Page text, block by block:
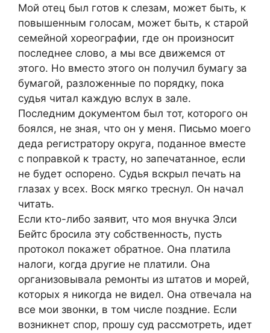
Мой отец был готов к слезам, может быть, к
повышенным голосам, может быть, к старой
семейной хореографии, где он произносит
последнее слово, а мы все движемся от
этого. Но вместо этого он получил бумагу за
бумагой, разложенные по порядку, пока
судья читал каждую вслух в зале.
Последним документом был тот, которого он
боялся, не зная, что он у меня. Письмо моего
деда регистратору округа, поданное вместе
с поправкой к трасту, но запечатанное, если
не будет оспорено. Судья вскрыл печать на
глазах у всех. Воск мягко треснул. Он начал
читать.
Если кто-либо заявит, что моя внучка Элси
Бейтс бросила эту собственность, пусть
протокол покажет обратное. Она платила
налоги, когда другие не платили. Она
организовывала ремонты из штатов и морей,
которых я никогда не видел. Она отвечала на
все мои звонки, в том числе поздние. Если
возникнет спор, прошу суд рассмотреть, идет